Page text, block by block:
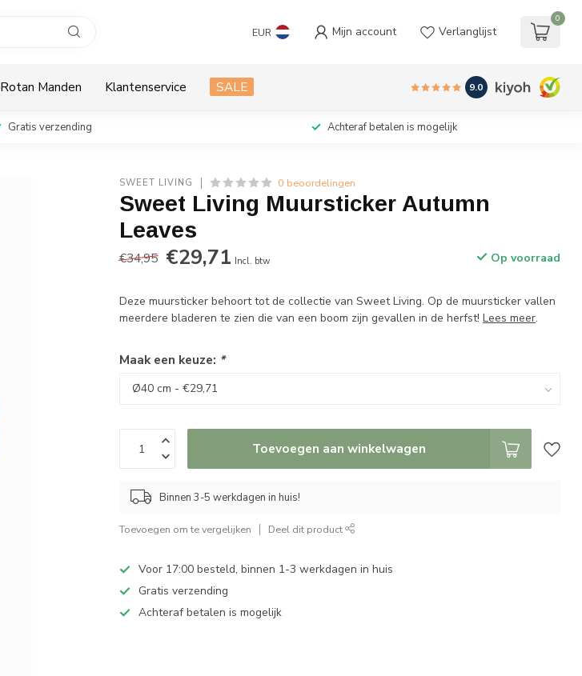
EUR Mijn account Verlanglijst
0
Rotan Manden Klantenservice SALE 9.0
Gratis verzending Achteraf betalen is mogelijk
SWEET LIVING 0 beoordelingen
Sweet Living Muursticker Autumn
Leaves
€34,95 €29,71 Incl. btw Op voorraad
Deze muursticker behoort tot de collectie van Sweet Living. Op de muursticker vallen
meerdere bladeren te zien die van een boom zijn gevallen in de herfst!Lees meer.
Maak een keuze: *
Toevoegen aan winkelwagen
Binnen 3-5 werkdagen in huis!
Toevoegen om te vergelijken Deel dit product
Voor 17:00 besteld, binnen 1-3 werkdagen in huis
Gratis verzending
Achteraf betalen is mogelijk